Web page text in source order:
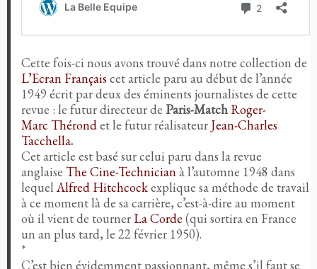
Cette fois-ci nous avons trouvé dans notre collection de
L’Ecran Français cet article paru au début de l’année
1949 écrit par deux des éminents journalistes de cette
revue : le futur directeur de Paris-Match Roger-
Marc Thérondet le futur réalisateur Jean-Charles
Tacchella.
Cet article est basé sur celui paru dans la revue
anglaise The Cine-Technicianà l’automne 1948 dans
lequel Alfred Hitchcockexplique sa méthode de travail
à ce moment là de sa carrière, c’est-à-dire au moment
où il vient de tourner La Corde (qui sortira en France
un an plus tard, le 22 février 1950).
*
C’est bien évidemment passionnant, même s’il faut se